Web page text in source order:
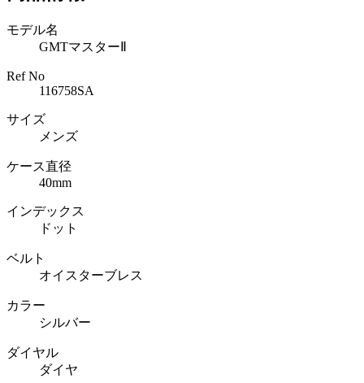
モデル名
GMTマスターⅡ
Ref No
116758SA
サイズ
メンズ
ケース直径
40mm
インデックス
ドット
ベルト
オイスターブレス
カラー
シルバー
ダイヤル
ダイヤ